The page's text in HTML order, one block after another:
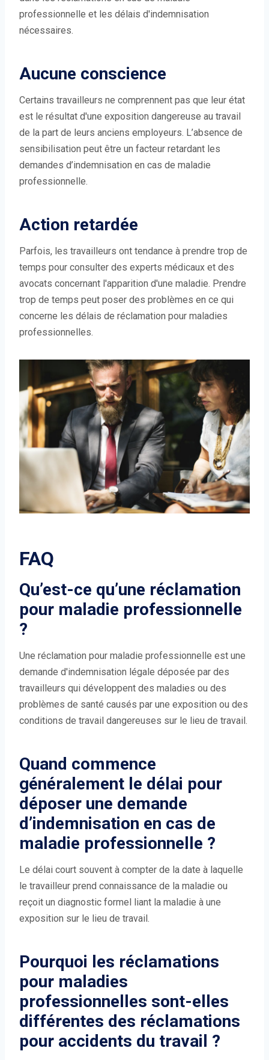
professionnelle et les délais d'indemnisation
nécessaires.
Aucune conscience
Certains travailleurs ne comprennent pas que leur état
est le résultat d'une exposition dangereuse au travail
de la part de leurs anciens employeurs. L’absence de
sensibilisation peut être un facteur retardant les
demandes d’indemnisation en cas de maladie
professionnelle.
Action retardée
Parfois, les travailleurs ont tendance à prendre trop de
temps pour consulter des experts médicaux et des
avocats concernant l'apparition d'une maladie. Prendre
trop de temps peut poser des problèmes en ce qui
concerne les délais de réclamation pour maladies
professionnelles.
FAQ
Qu’est-ce qu’une réclamation
pour maladie professionnelle
?
Une réclamation pour maladie professionnelle est une
demande d'indemnisation légale déposée par des
travailleurs qui développent des maladies ou des
problèmes de santé causés par une exposition ou des
conditions de travail dangereuses sur le lieu de travail.
Quand commence
généralement le délai pour
déposer une demande
d’indemnisation en cas de
maladie professionnelle ?
Le délai court souvent à compter de la date à laquelle
le travailleur prend connaissance de la maladie ou
reçoit un diagnostic formel liant la maladie à une
exposition sur le lieu de travail.
Pourquoi les réclamations
pour maladies
professionnelles sont-elles
différentes des réclamations
pour accidents du travail ?